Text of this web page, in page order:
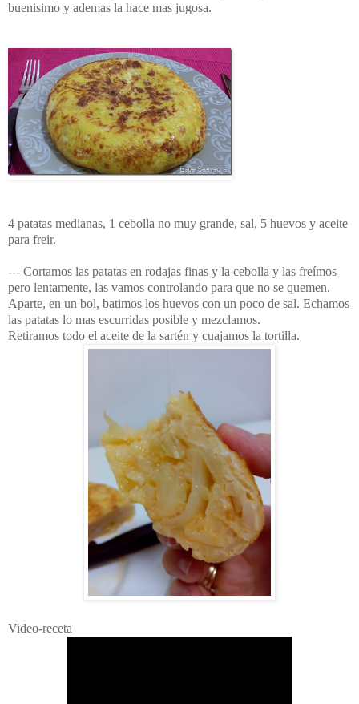
buenisimo y ademas la hace mas jugosa.
4 patatas medianas, 1 cebolla no muy grande, sal, 5 huevos y aceite
para freir.
--- Cortamos las patatas en rodajas finas y la cebolla y las freímos
pero lentamente, las vamos controlando para que no se quemen.
Aparte, en un bol, batimos los huevos con un poco de sal. Echamos
las patatas lo mas escurridas posible y mezclamos.
Retiramos todo el aceite de la sartén y cuajamos la tortilla.
Video-receta